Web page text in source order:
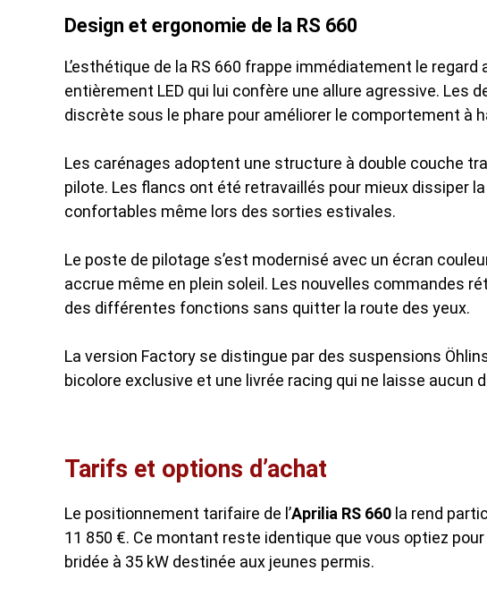
Design et ergonomie de la RS 660
L’esthétique de la RS 660 frappe immédiatement le
entièrement LED qui lui confère une allure agressive. Les
discrète sous le phare pour améliorer le comportement à
Les carénages adoptent une structure à double couche
pilote. Les flancs ont été retravaillés pour mieux dissiper
confortables même lors des sorties estivales.
Le poste de pilotage s’est modernisé avec un écran
accrue même en plein soleil. Les nouvelles commandes
des différentes fonctions sans quitter la route des yeux.
La version Factory se distingue par des suspensions
bicolore exclusive et une livrée racing qui ne laisse aucun
Tarifs et options d’achat
Le positionnement tarifaire de l’Aprilia RS 660 la rend
11 850 €. Ce montant reste identique que vous optiez
bridée à 35 kW destinée aux jeunes permis.